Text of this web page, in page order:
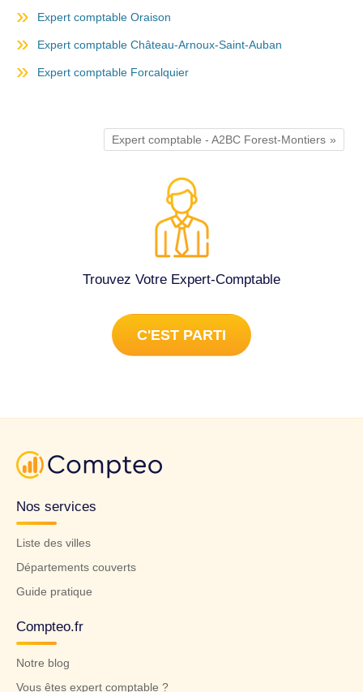
Expert comptable Oraison
Expert comptable Château-Arnoux-Saint-Auban
Expert comptable Forcalquier
Expert comptable - A2BC Forest-Montiers
Trouvez Votre Expert-Comptable
C'EST PARTI
Nos services
Liste des villes
Départements couverts
Guide pratique
Compteo.fr
Notre blog
Vous êtes expert comptable ?